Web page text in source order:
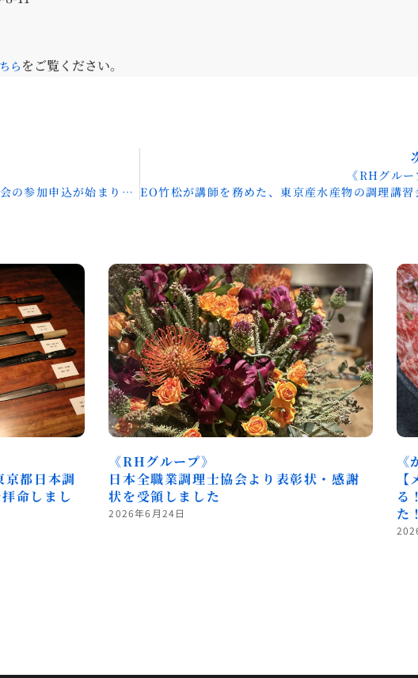
らをご覧ください。
加申込が始まりました！
《RHグル
EO竹松が講師を務めた、東京産水産物の調理講習会が開催されまし
都日本調
命しまし
《RHグループ》
日本全職業調理士協会より表彰状・感謝
状を受領しました
2026年6月24日
る
た